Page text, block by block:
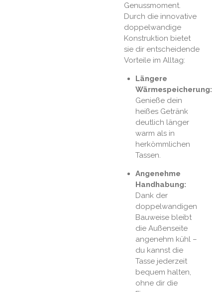
Genussmoment.
Durch die innovative
doppelwandige
Konstruktion bietet
sie dir entscheidende
Vorteile im Alltag:
Längere
Wärmespeicherung:
Genieße dein
heißes Getränk
deutlich länger
warm als in
herkömmlichen
Tassen.
Angenehme
Handhabung:
Dank der
doppelwandigen
Bauweise bleibt
die Außenseite
angenehm kühl –
du kannst die
Tasse jederzeit
bequem halten,
ohne dir die